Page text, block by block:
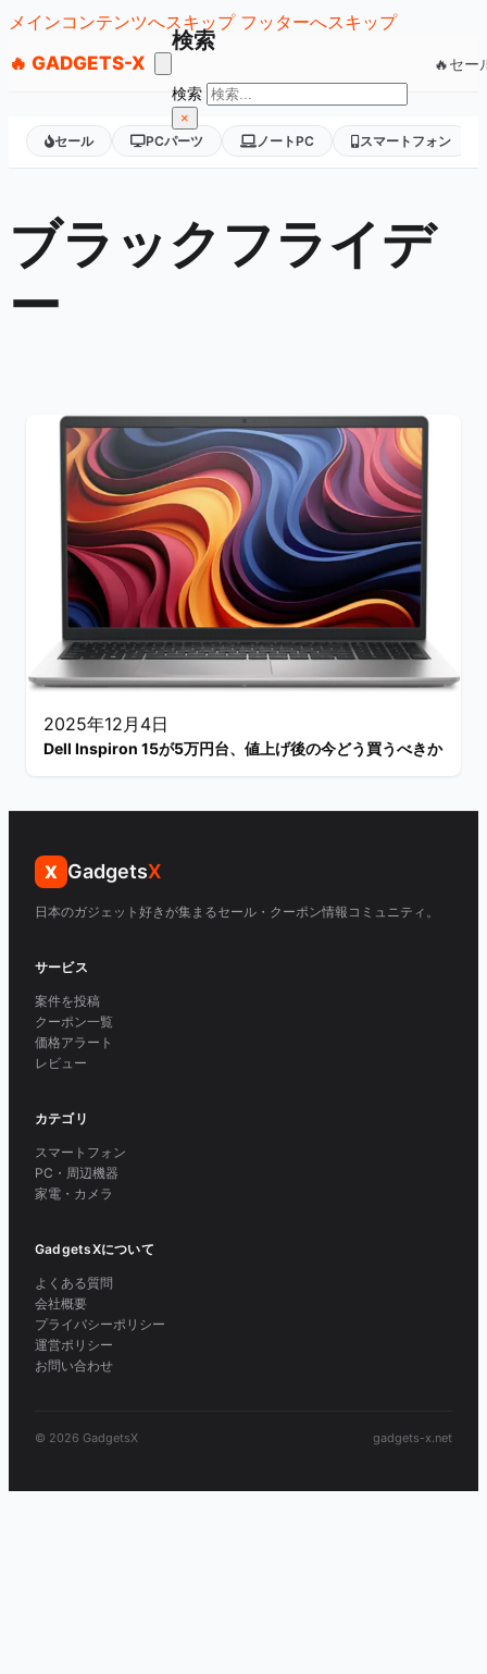
メインコンテンツへスキップ フッターへスキップ
🔥 GADGETS-X
🔥セー
検索
検索
×
セール
PCパーツ ノートPC スマートフォン
ブラックフライデ
ー
2025年12月4日
Dell Inspiron 15が5万円台、値上げ後の今どう買うべきか
X GadgetsX
日本のガジェット好きが集まるセール・クーポン情報コミュニティ。
サービス
案件を投稿
クーポン一覧
価格アラート
レビュー
カテゴリ
スマートフォン
PC・周辺機器
家電・カメラ
GadgetsXについて
よくある質問
会社概要
プライバシーポリシー
運営ポリシー
お問い合わせ
© 2026 GadgetsX gadgets-x.net